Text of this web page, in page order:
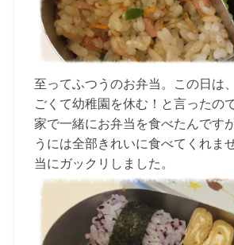
至ってふつうのお弁当。この日は
ごくて幼稚園を休む！と言ったの
家で一緒にお弁当を食べたんです
うには全部きれいに食べてくれま
当にガックリしました。